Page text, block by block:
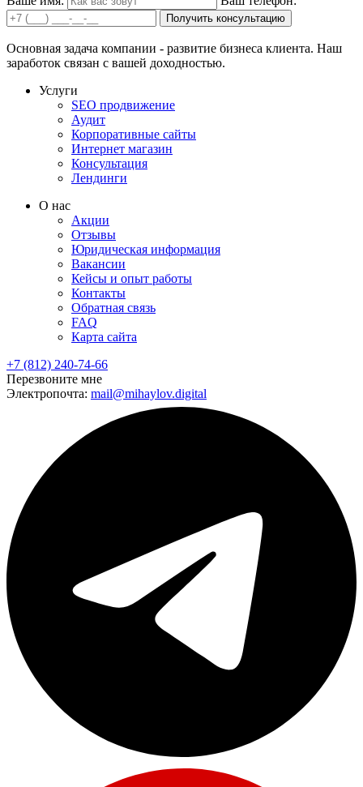
Получить консультацию
Основная задача компании - развитие бизнеса клиента. Наш
заработок связан с вашей доходностью.
Услуги
SEO продвижение
Аудит
Корпоративные сайты
Интернет магазин
Консультация
Лендинги
О нас
Акции
Отзывы
Юридическая информация
Вакансии
Кейсы и опыт работы
Контакты
Обратная связь
FAQ
Карта сайта
+7 (812) 240-74-66
Перезвоните мне
Электропочта: mail@mihaylov.digital